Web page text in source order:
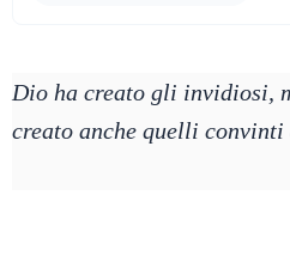
Dio ha creato gli invidiosi,
creato anche quelli